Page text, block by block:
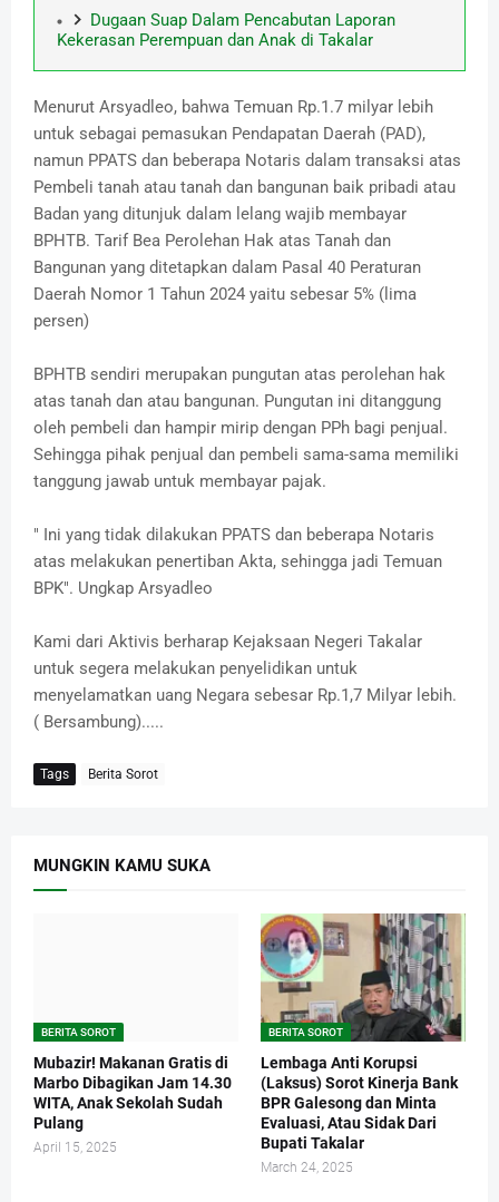
Dugaan Suap Dalam Pencabutan Laporan
Kekerasan Perempuan dan Anak di Takalar
Menurut Arsyadleo, bahwa Temuan Rp.1.7 milyar lebih
untuk sebagai pemasukan Pendapatan Daerah (PAD),
namun PPATS dan beberapa Notaris dalam transaksi atas
Pembeli tanah atau tanah dan bangunan baik pribadi atau
Badan yang ditunjuk dalam lelang wajib membayar
BPHTB. Tarif Bea Perolehan Hak atas Tanah dan
Bangunan yang ditetapkan dalam Pasal 40 Peraturan
Daerah Nomor 1 Tahun 2024 yaitu sebesar 5% (lima
persen)
BPHTB sendiri merupakan pungutan atas perolehan hak
atas tanah dan atau bangunan. Pungutan ini ditanggung
oleh pembeli dan hampir mirip dengan PPh bagi penjual.
Sehingga pihak penjual dan pembeli sama-sama memiliki
tanggung jawab untuk membayar pajak.
" Ini yang tidak dilakukan PPATS dan beberapa Notaris
atas melakukan penertiban Akta, sehingga jadi Temuan
BPK". Ungkap Arsyadleo
Kami dari Aktivis berharap Kejaksaan Negeri Takalar
untuk segera melakukan penyelidikan untuk
menyelamatkan uang Negara sebesar Rp.1,7 Milyar lebih.
( Bersambung).....
Tags Berita Sorot
MUNGKIN KAMU SUKA
BERITA SOROT
Mubazir! Makanan Gratis di
Marbo Dibagikan Jam 14.30
WITA, Anak Sekolah Sudah
Pulang
April 15, 2025
BERITA SOROT
Lembaga Anti Korupsi
(Laksus) Sorot Kinerja Bank
BPR Galesong dan Minta
Evaluasi, Atau Sidak Dari
Bupati Takalar
March 24, 2025